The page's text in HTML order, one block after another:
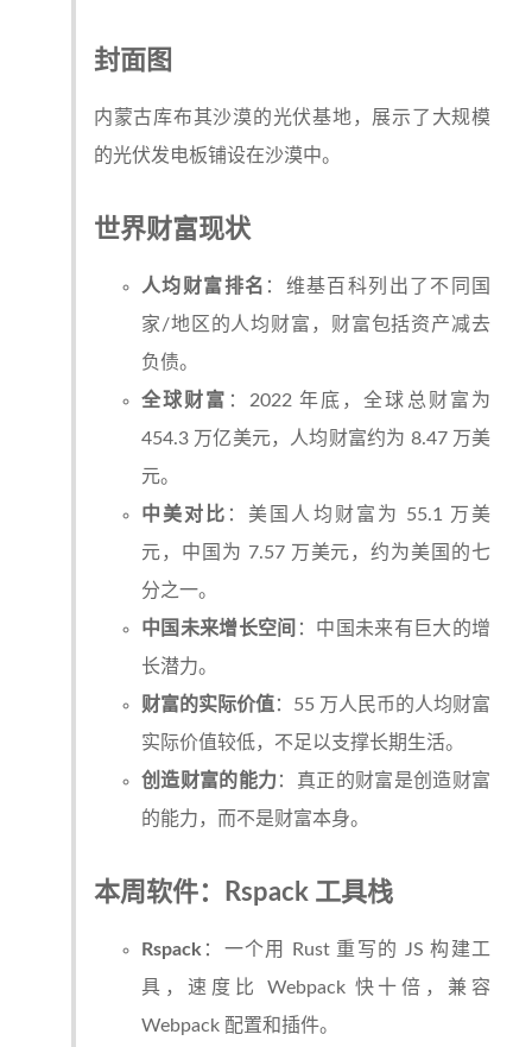
封面图
内蒙古库布其沙漠的光伏基地，展示了大规模
的光伏发电板铺设在沙漠中。
世界财富现状
人均财富排名 ：维基百科列出了不同国
家/地区的人均财富，财富包括资产减去
负债。
全球财富 ：2022 年底，全球总财富为
454.3 万亿美元，人均财富约为 8.47 万美
元。
中美对比 ：美国人均财富为 55.1 万美
元，中国为 7.57 万美元，约为美国的七
分之一。
中国未来增长空间 ：中国未来有巨大的增
长潜力。
财富的实际价值 ：55 万人民币的人均财富
实际价值较低，不足以支撑长期生活。
创造财富的能力 ：真正的财富是创造财富
的能力，而不是财富本身。
本周软件：Rspack 工具栈
Rspack ：一个用 Rust 重写的 JS 构建工
具，速度比 Webpack 快十倍，兼容
Webpack 配置和插件。